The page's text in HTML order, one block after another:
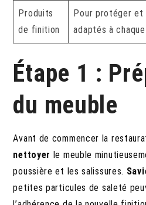
Produits
de finition
Pour protéger et
adaptés à
Étape 1 :
du meuble
Avant de commencer la
nettoyer le meuble
poussière et les salissures.
petites particules de saleté